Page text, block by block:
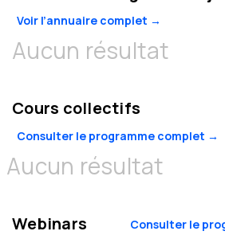
Voir l’annuaire complet →
Aucun résultat
Cours collectifs
Consulter le programme complet →
Aucun résultat
Webinars Consulter le